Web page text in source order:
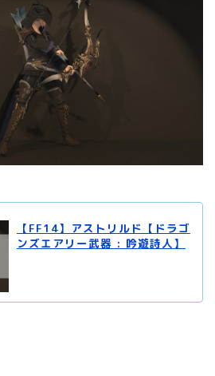
【FF14】アストリルド【ドラゴ
ンズエアリー武器 : 吟遊詩人】